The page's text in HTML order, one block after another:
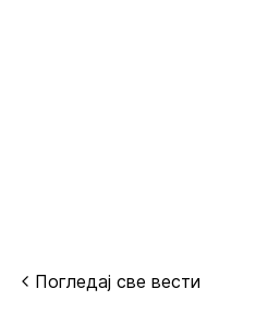
Погледај све вести